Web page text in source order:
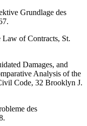
Grundlage des
Law of Contracts, St.
Damages, and
Analysis of the
Code, 32 Brooklyn J.
des